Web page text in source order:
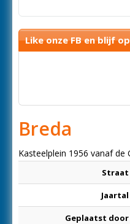
Like onze FB en blijf
Breda
Kasteelplein 1956 vanaf de
Straat
Jaartal
Geplaatst door